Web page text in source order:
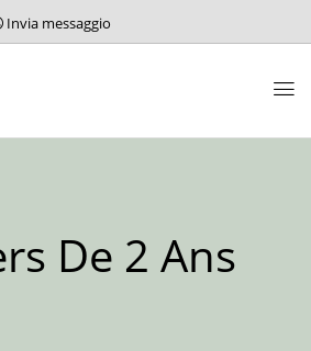
Invia messaggio
De 2 Ans